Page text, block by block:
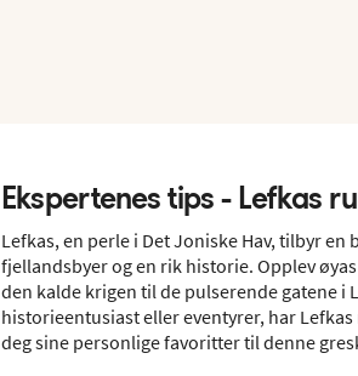
Ekspertenes tips - Lefkas
Lefkas, en perle i Det Joniske Hav, tilbyr
fjellandsbyer og en rik historie. Opplev
den kalde krigen til de pulserende gatene i
historieentusiast eller eventyrer, har
deg sine personlige favoritter til denne